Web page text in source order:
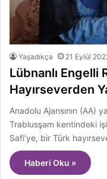
Yaşadıkça 21 Eylül
Lübnanlı Engelli
Hayırseverden
Anadolu Ajansının (AA)
Trablusşam kentindeki
Safi’ye, bir Türk
Haberi Oku »